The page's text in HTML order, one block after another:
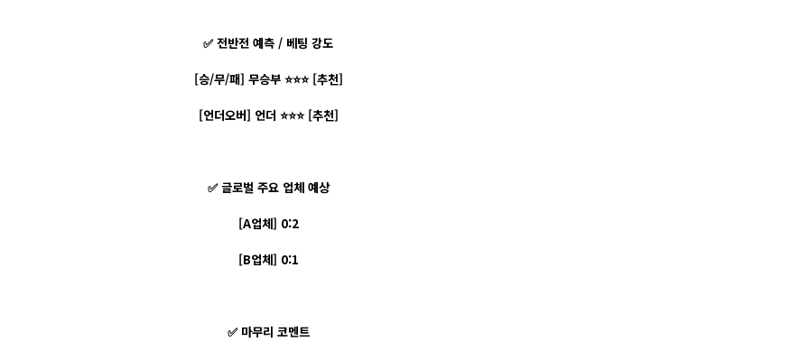
✅ 전반전 예측 / 베팅 강도
[승/무/패] 무승부 ⭐⭐⭐ [추천]
[언더오버] 언더 ⭐⭐⭐ [추천]
✅ 글로벌 주요 업체 예상
[A업체] 0:2
[B업체] 0:1
✅ 마무리 코멘트